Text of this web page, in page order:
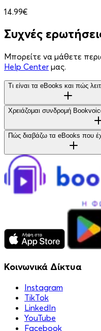
14.99€
Συχνές
Μπορείτε να μάθετε
Help Center μας.
Τι είναι τα eBooks και πώς
Χρειάζομαι συνδρομή
Πώς διαβάζω τα eBooks που
Κοινωνικά Δίκτυα
Instagram
TikTok
LinkedIn
YouTube
Facebook